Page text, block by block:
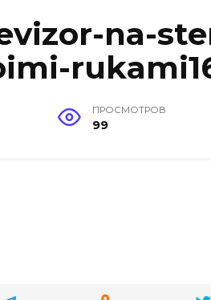
na-
ПРОСМОТРОВ
99